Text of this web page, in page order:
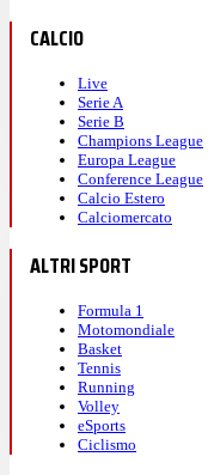
CALCIO
Live
Serie A
Serie B
Champions League
Europa League
Conference League
Calcio Estero
Calciomercato
ALTRI SPORT
Formula 1
Motomondiale
Basket
Tennis
Running
Volley
eSports
Ciclismo